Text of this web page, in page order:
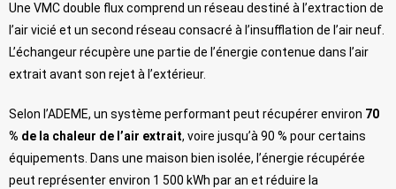
Une VMC double flux comprend un réseau destiné à l’extraction de
l’air vicié et un second réseau consacré à l’insufflation de l’air neuf.
L’échangeur récupère une partie de l’énergie contenue dans l’air
extrait avant son rejet à l’extérieur.
Selon l’ADEME, un système performant peut récupérer environ 70
% de la chaleur de l’air extrait, voire jusqu’à 90 % pour certains
équipements. Dans une maison bien isolée, l’énergie récupérée
peut représenter environ 1 500 kWh par an et réduire la